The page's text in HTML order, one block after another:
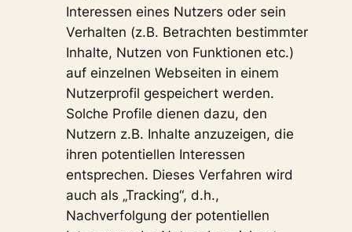
Interessen eines Nutzers oder sein
Verhalten (z.B. Betrachten bestimmter
Inhalte, Nutzen von Funktionen etc.)
auf einzelnen Webseiten in einem
Nutzerprofil gespeichert werden.
Solche Profile dienen dazu, den
Nutzern z.B. Inhalte anzuzeigen, die
ihren potentiellen Interessen
entsprechen. Dieses Verfahren wird
auch als „Tracking“, d.h.,
Nachverfolgung der potentiellen